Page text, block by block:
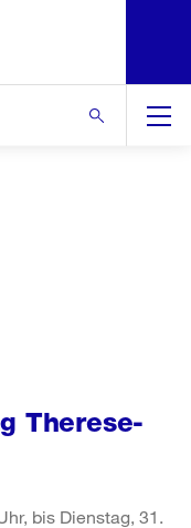
Therese-
bis Dienstag, 31.